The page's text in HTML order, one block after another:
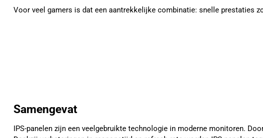
Voor veel gamers is dat een aantrekkelijke combinatie: snelle prestaties
Samengevat
IPS-panelen zijn een veelgebruikte technologie in moderne monitoren.